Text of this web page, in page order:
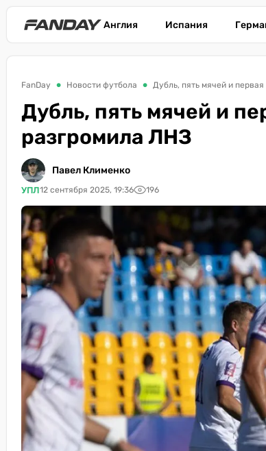
Англия Испания
FanDay Новости футбола Дубль, пять мячей и
Дубль, пять мячей и
разгромила ЛНЗ
Павел Клименко
УПЛ12 сентября 2025, 19:36 196